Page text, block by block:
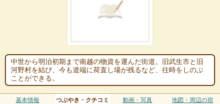
中世から明治初期まで南越の物資を運んだ街道。旧武生市と旧
河野村を結び、今も道端に荷直し場が残るなど、往時をしのぶ
ことができる。
基本情報 つぶやき・クチコミ 動画・写真 地図・周辺の宿